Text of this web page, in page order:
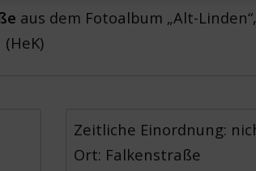
aus dem Fotoalbum „Alt-
Zeitliche Einordnung:
Ort: Falkenstraße